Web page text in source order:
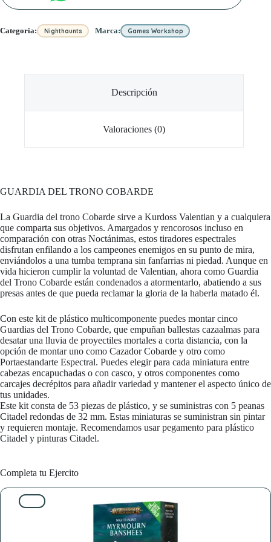
Categoria: Nighthaunts Marca: Games Workshop
Descripción
Valoraciones (0)
GUARDIA DEL TRONO COBARDE
La Guardia del trono Cobarde sirve a Kurdoss Valentian y a cualquiera
que comparta sus objetivos. Amargados y rencorosos incluso en
comparación con otras Noctánimas, estos tiradores espectrales
disfrutan enfilando a los campeones enemigos en su punto de mira,
enviándolos a una tumba temprana sin fanfarrias ni piedad. Aunque en
vida hicieron cumplir la voluntad de Valentian, ahora como Guardia
del Trono Cobarde están condenados a atormentarlo, abatiendo a sus
presas antes de que pueda reclamar la gloria de la haberla matado él.
Con este kit de plástico multicomponente puedes montar cinco
Guardias del Trono Cobarde, que empuñan ballestas cazaalmas para
desatar una lluvia de proyectiles mortales a corta distancia, con la
opción de montar uno como Cazador Cobarde y otro como
Portaestandarte Espectral. Puedes elegir para cada miniatura entre
cabezas encapuchadas o con casco, y otros componentes como
carcajes decrépitos para añadir variedad y mantener el aspecto único de
tus unidades.
Este kit consta de 53 piezas de plástico, y se suministras con 5 peanas
Citadel redondas de 32 mm. Estas miniaturas se suministran sin pintar
y requieren montaje. Recomendamos usar pegamento para plástico
Citadel y pinturas Citadel.
Completa tu Ejercito